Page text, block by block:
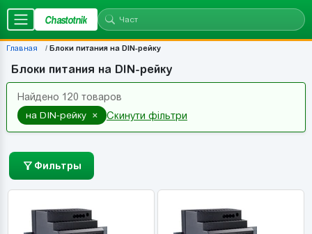
Chastotnik
Главная Блоки питания на DIN-рейку
Блоки питания на DIN-рейку
Найдено 120 товаров
на DIN-рейку × Скинути фільтри
Фильтры